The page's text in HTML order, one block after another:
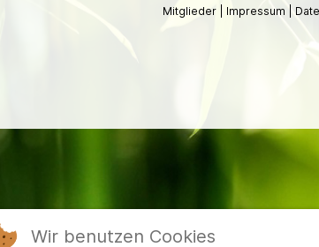
Mitglieder Impressum
Wir benutzen Cookies